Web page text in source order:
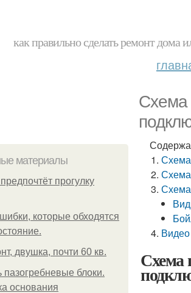
как правильно сделать ремонт дома
Схема
материалы
прогулку
которые обходятся
двушка, почти 60 кв.
пазогребневые блоки.
основания
Схема
Видео
Схема